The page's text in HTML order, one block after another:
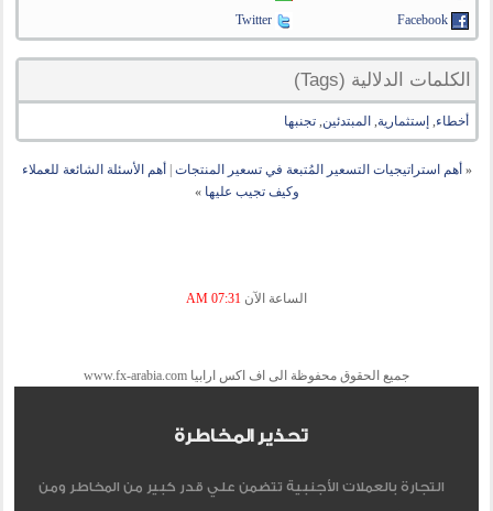
Facebook
Twitter
الكلمات الدلالية (Tags)
أخطاء, إستثمارية, المبتدئين,تجنبها
« أهم استراتيجيات التسعير المُتبعة في تسعير المنتجات
أهم الأسئلة الشائعة للعملاء
وكيف تجيب عليها »
الساعة الآن 07:31 AM
جميع الحقوق محفوظة الى اف اكس ارابيا www.fx-arabia.com
تحذير المخاطرة
التجارة بالعملات الأجنبية تتضمن علي قدر كبير من المخاطر ومن